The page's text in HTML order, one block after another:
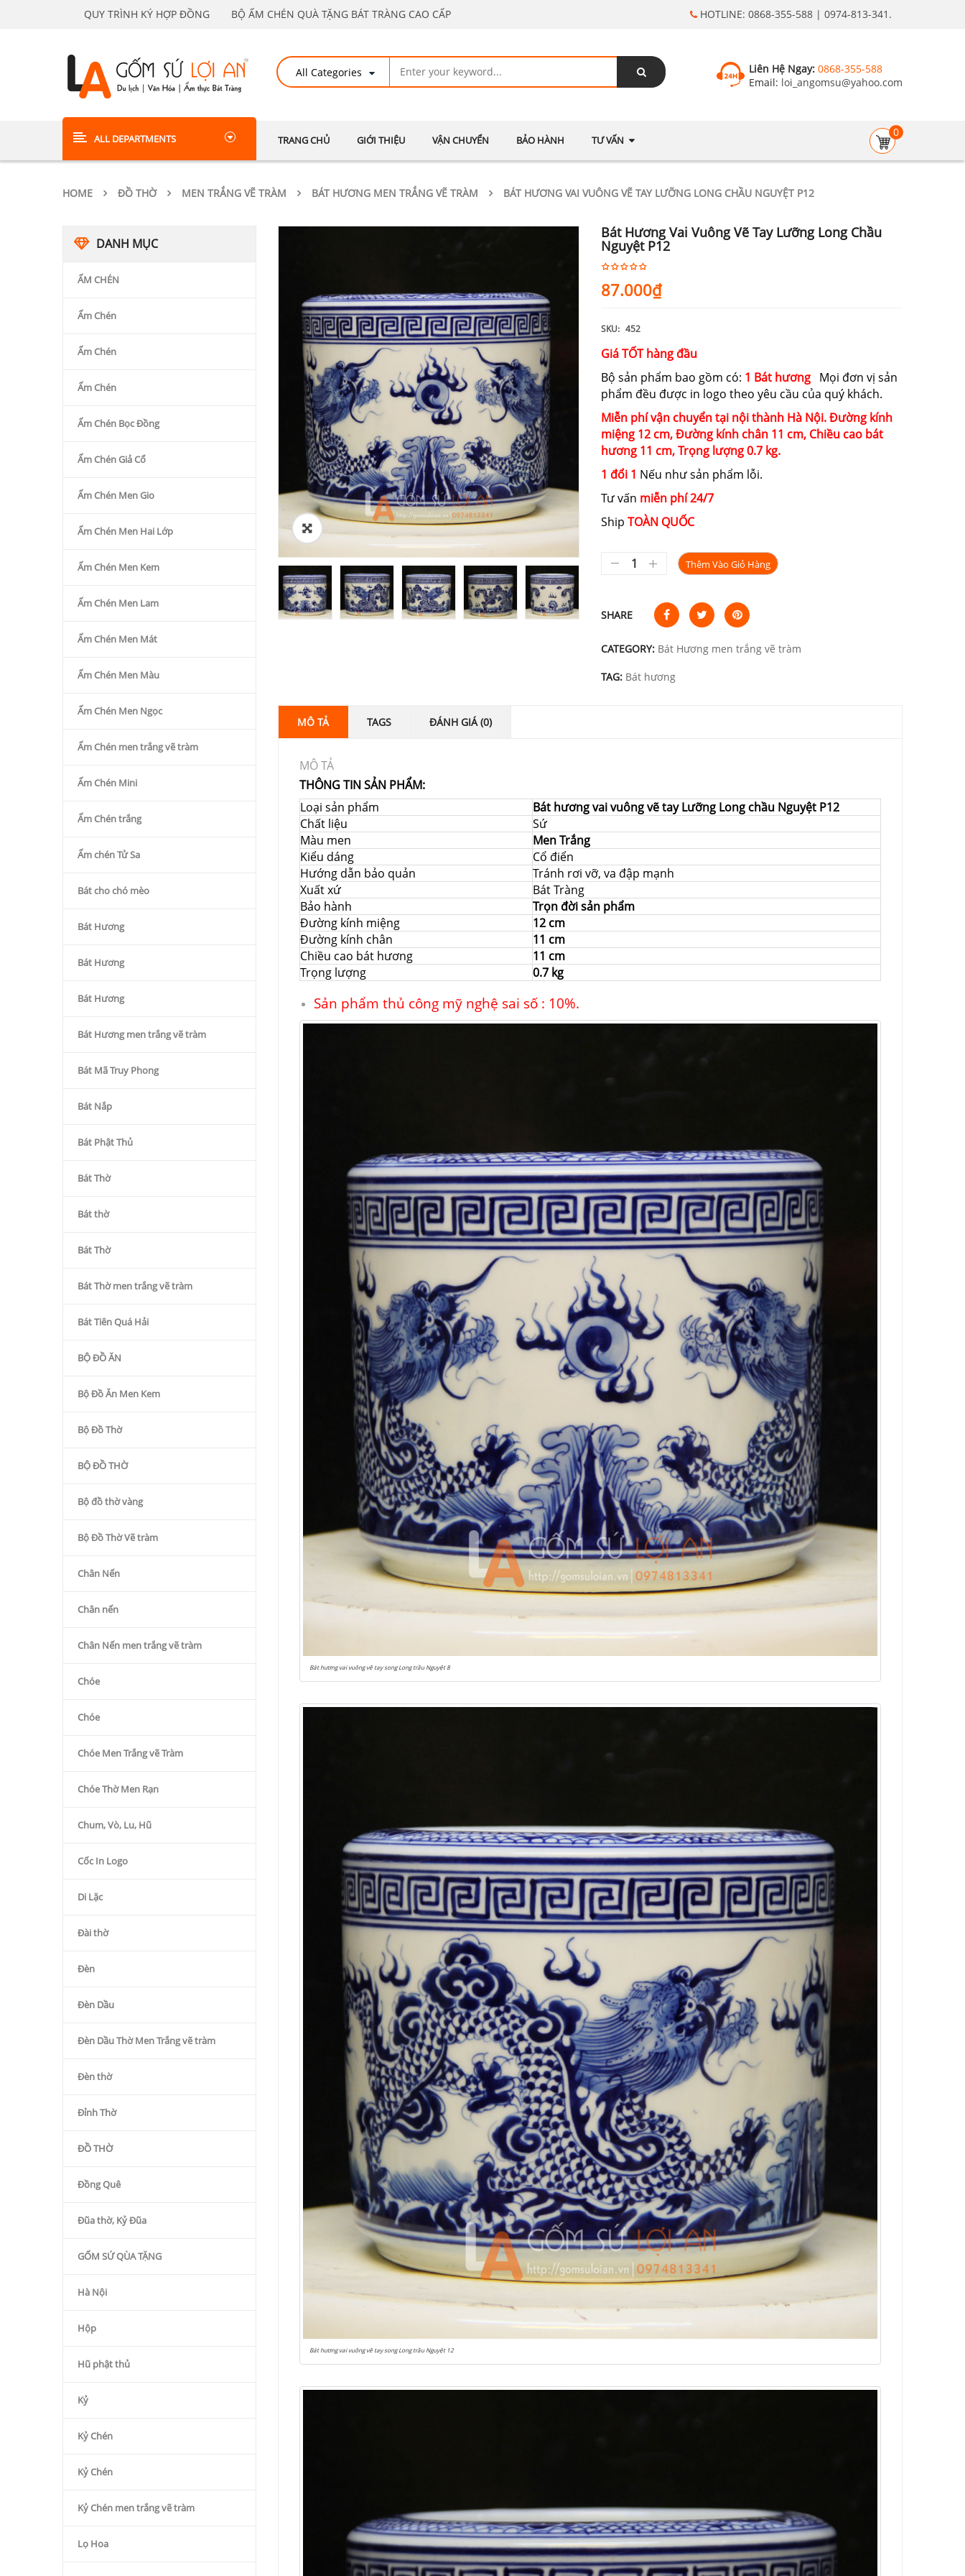
QUY TRÌNH KÝ HỢP ĐỒNG BỘ ẤM CHÉN QUÀ TẶNG BÁT TRÀNG CAO CẤP HOTLINE: 0868-355-588 | 0974-813-341.
Liên Hệ Ngay: 0868-355-588
Email: loi_angomsu@yahoo.com
ALL DEPARTMENTS TRANG CHỦ GIỚI THIỆU VẬN CHUYỂN BẢO HÀNH TƯ VẤN
0
HOME ĐỒ THỜ MEN TRẮNG VẼ TRÀM BÁT HƯƠNG MEN TRẮNG VẼ TRÀM BÁT HƯƠNG VAI VUÔNG VẼ TAY LƯỠNG LONG CHẦU NGUYỆT P12
DANH MỤC
ẤM CHÉN
Ấm Chén
Ấm Chén
Ấm Chén
Ấm Chén Bọc Đồng
Ấm Chén Giả Cổ
Ấm Chén Men Gio
Ấm Chén Men Hai Lớp
Ấm Chén Men Kem
Ấm Chén Men Lam
Ấm Chén Men Mát
Ấm Chén Men Màu
Ấm Chén Men Ngọc
Ấm Chén men trắng vẽ tràm
Ấm Chén Mini
Ấm Chén trắng
Ấm chén Tử Sa
Bát cho chó mèo
Bát Hương
Bát Hương
Bát Hương
Bát Hương men trắng vẽ tràm
Bát Mã Truy Phong
Bát Nắp
Bát Phật Thủ
Bát Thờ
Bát thờ
Bát Thờ
Bát Thờ men trắng vẽ tràm
Bát Tiên Quá Hải
BỘ ĐỒ ĂN
Bộ Đồ Ăn Men Kem
Bộ Đồ Thờ
BỘ ĐỒ THỜ
Bộ đồ thờ vàng
Bộ Đồ Thờ Vẽ tràm
Chân Nến
Chân nến
Chân Nến men trắng vẽ tràm
Chóe
Chóe
Chóe Men Trắng vẽ Tràm
Chóe Thờ Men Rạn
Chum, Vò, Lu, Hũ
Cốc In Logo
Di Lặc
Đài thờ
Đèn
Đèn Dầu
Đèn Dầu Thờ Men Trắng vẽ tràm
Đèn thờ
Đỉnh Thờ
ĐỒ THỜ
Đồng Quê
Đũa thờ, Kỷ Đũa
GỐM SỨ QÙA TẶNG
Hà Nội
Hộp
Hũ phật thủ
Kỷ
Kỷ Chén
Kỷ Chén
Kỷ Chén men trắng vẽ tràm
Lọ Hoa
Bát Hương Vai Vuông Vẽ Tay Lưỡng Long Chầu
Nguyệt P12
87.000₫
SKU: 452
Giá TỐT hàng đầu
Bộ sản phẩm bao gồm có: 1 Bát hương Mọi đơn vị sản
phẩm đều được in logo theo yêu cầu của quý khách.
Miễn phí vận chuyển tại nội thành Hà Nội. Đường kính
miệng 12 cm,Đường kính chân 11 cm, Chiều cao bát
hương 11 cm,Trọng lượng0.7 kg.
1 đổi 1 Nếu như sản phẩm lỗi.
Tư vấn miễn phí 24/7
Ship TOÀN QUỐC
Thêm Vào Giỏ Hàng
SHARE
CATEGORY: Bát Hương men trắng vẽ tràm
TAG: Bát hương
MÔ TẢ TAGS ĐÁNH GIÁ (0)
MÔ TẢ
THÔNG TIN SẢN PHẨM:
Loại sản phẩm
Bát hương vai vuông vẽ tay Lưỡng Long chầu Nguyệt P12
Chất liệu
Sứ
Màu men
Men Trắng
Kiểu dáng
Cổ điển
Hướng dẫn bảo quản
Tránh rơi vỡ, va đập mạnh
Xuất xứ
Bát Tràng
Bảo hành
Trọn đời sản phẩm
Đường kính miệng
12 cm
Đường kính chân
11 cm
Chiều cao bát hương
11 cm
Trọng lượng
0.7 kg
Sản phẩm thủ công mỹ nghệ sai số : 10%.
Bát hương vai vuông vẽ tay song Long trầu Nguyệt 8
Bát hương vai vuông vẽ tay song Long trầu Nguyệt 12